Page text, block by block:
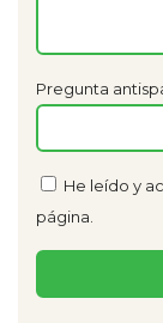
Pregunta
He leído y
página.